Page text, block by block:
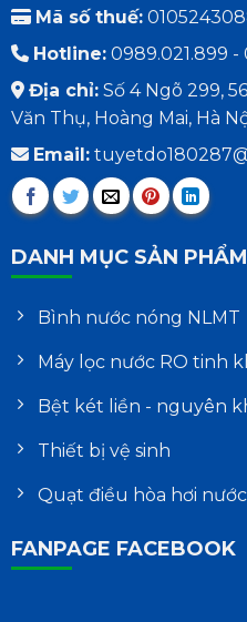
Mã số thuế:
Hotline:0989.021.899 -
Địa chỉ:Số 4 Ngõ 299,
Văn Thụ, Hoàng Mai, Hà
Email:
DANH MỤC SẢN PHẨM
Bình nước nóng NLMT
Máy lọc nước RO tinh
Bệt két liền - nguyên
Thiết bị vệ sinh
Quạt điều hòa hơi nước
FANPAGE FACEBOOK